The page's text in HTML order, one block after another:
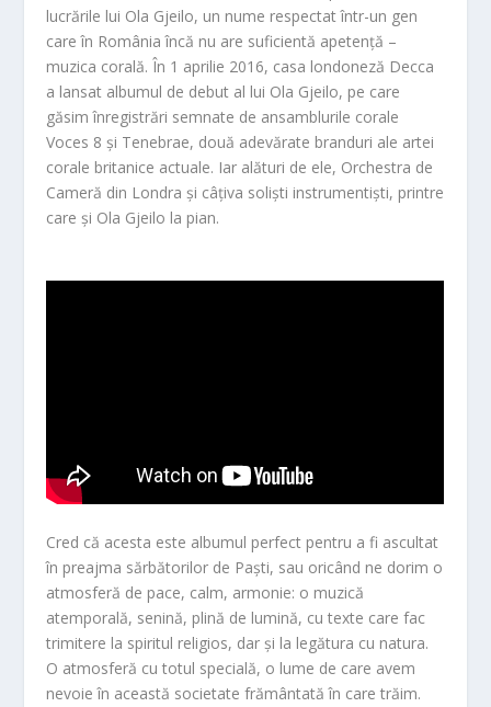
lucrările lui Ola Gjeilo, un nume respectat într-un gen
care în România încă nu are suficientă apetență –
muzica corală. În 1 aprilie 2016, casa londoneză Decca
a lansat albumul de debut al lui Ola Gjeilo, pe care
găsim înregistrări semnate de ansamblurile corale
Voces 8 și Tenebrae, două adevărate branduri ale artei
corale britanice actuale. Iar alături de ele, Orchestra de
Cameră din Londra și câțiva soliști instrumentiști, printre
care și Ola Gjeilo la pian.
Cred că acesta este albumul perfect pentru a fi ascultat
în preajma sărbătorilor de Paști, sau oricând ne dorim o
atmosferă de pace, calm, armonie: o muzică
atemporală, senină, plină de lumină, cu texte care fac
trimitere la spiritul religios, dar și la legătura cu natura.
O atmosferă cu totul specială, o lume de care avem
nevoie în această societate frământată în care trăim.